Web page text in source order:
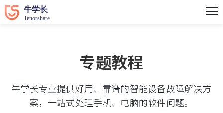
专题教程
牛学长专业提供好用、靠谱的智能设备故障解决方
案，一站式处理手机、电脑的软件问题。